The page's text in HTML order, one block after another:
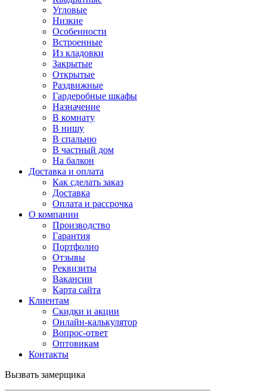
Угловые
Низкие
Особенности
Встроенные
Из кладовки
Закрытые
Открытые
Раздвижные
Гардеробные шкафы
Назначение
В комнату
В нишу
В спальню
В частный дом
На балкон
Доставка и оплата
Как сделать заказ
Доставка
Оплата и рассрочка
О компании
Производство
Гарантия
Портфолио
Отзывы
Реквизиты
Вакансии
Карта сайта
Клиентам
Скидки и акции
Онлайн-калькулятор
Вопрос-ответ
Оптовикам
Контакты
Вызвать замерщика